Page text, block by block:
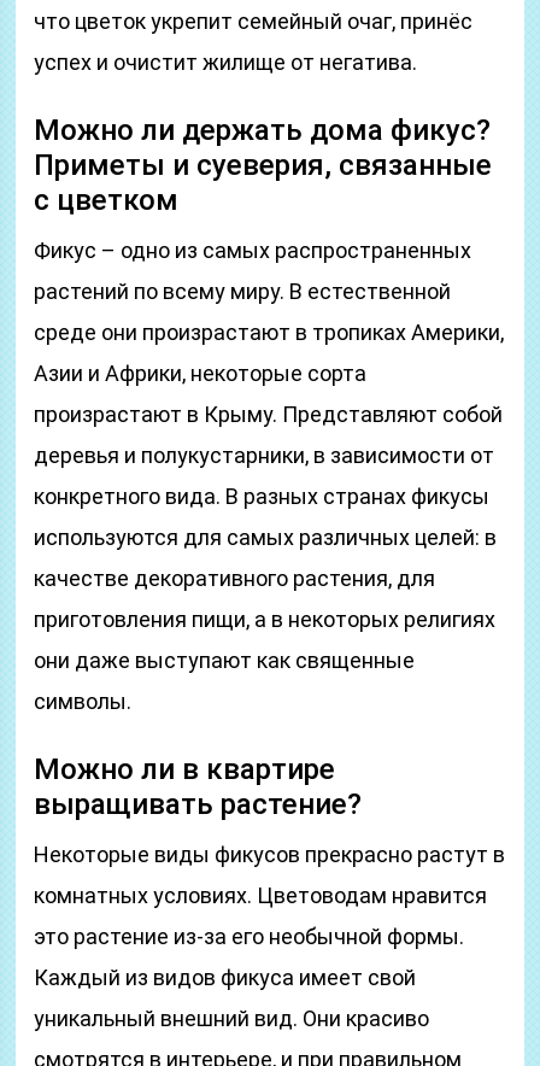
что цветок укрепит семейный очаг, принёс
успех и очистит жилище от негатива.
Можно ли держать дома фикус?
Приметы и суеверия, связанные
с цветком
Фикус – одно из самых распространенных
растений по всему миру. В естественной
среде они произрастают в тропиках Америки,
Азии и Африки, некоторые сорта
произрастают в Крыму. Представляют собой
деревья и полукустарники, в зависимости от
конкретного вида. В разных странах фикусы
используются для самых различных целей: в
качестве декоративного растения, для
приготовления пищи, а в некоторых религиях
они даже выступают как священные
символы.
Можно ли в квартире
выращивать растение?
Некоторые виды фикусов прекрасно растут в
комнатных условиях. Цветоводам нравится
это растение из-за его необычной формы.
Каждый из видов фикуса имеет свой
уникальный внешний вид. Они красиво
смотрятся в интерьере, и при правильном